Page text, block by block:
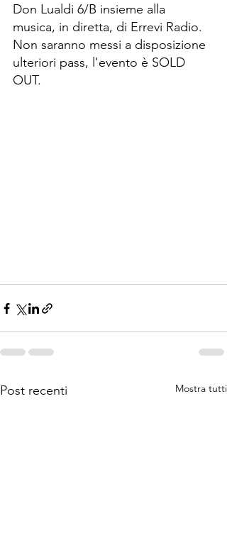
Don Lualdi 6/B insieme alla
musica, in diretta, di Errevi Radio.
Non saranno messi a disposizione
ulteriori pass, l'evento è SOLD
OUT.
Post recenti Mostra tutti